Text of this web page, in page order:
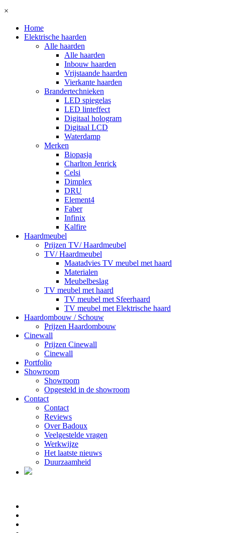
×
Home
Elektrische haarden
Alle haarden
Alle haarden
Inbouw haarden
Vrijstaande haarden
Vierkante haarden
Brandertechnieken
LED spiegelas
LED linteffect
Digitaal hologram
Digitaal LCD
Waterdamp
Merken
Biopasja
Charlton Jenrick
Celsi
Dimplex
DRU
Element4
Faber
Infinix
Kalfire
Haardmeubel
Prijzen TV/ Haardmeubel
TV/ Haardmeubel
Maatadvies TV meubel met haard
Materialen
Meubelbeslag
TV meubel met haard
TV meubel met Sfeerhaard
TV meubel met Elektrische haard
Haardombouw / Schouw
Prijzen Haardombouw
Cinewall
Prijzen Cinewall
Cinewall
Portfolio
Showroom
Showroom
Opgesteld in de showroom
Contact
Contact
Reviews
Over Badoux
Veelgestelde vragen
Werkwijze
Het laatste nieuws
Duurzaamheid